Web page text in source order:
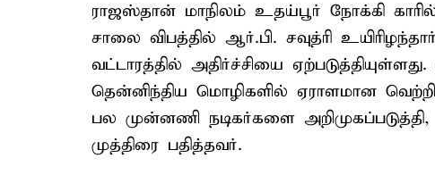
ராஜஸ்தான் மாநிலம் உதய்பூர் நோக்கி
சாலை விபத்தில் ஆர்.பி. சவுத்ரி
வட்டாரத்தில் அதிர்ச்சியை
தென்னிந்திய மொழிகளில் ஏராளமான
பல முன்னணி நடிகர்களை
முத்திரை பதித்தவர்.